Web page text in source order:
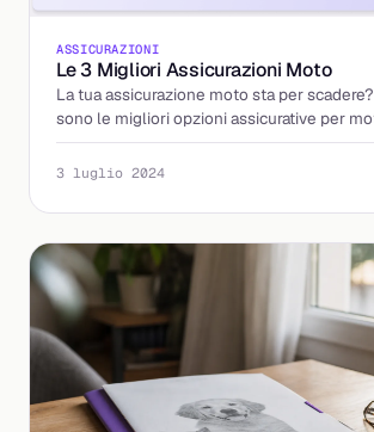
ASSICURAZIONI
Le 3 Migliori Assicurazioni Moto
La tua assicurazione moto sta per
sono le migliori opzioni assicurative per
mese e richiedi un preventivo
3 luglio 2024